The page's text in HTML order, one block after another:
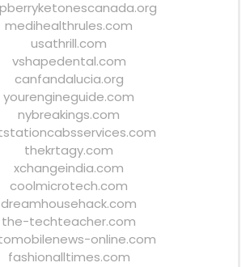
medihealthrules.com
usathrill.com
vshapedental.com
canfandalucia.org
yourengineguide.com
nybreakings.com
thekrtagy.com
xchangeindia.com
coolmicrotech.com
dreamhousehack.com
the-techteacher.com
online.com
fashionalltimes.com